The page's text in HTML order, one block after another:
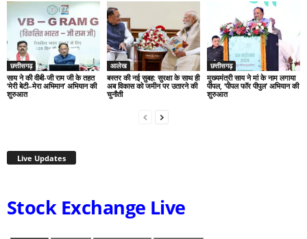
छत्तीसगढ़
साय ने की वीबी-जी राम जी के तहत
‘मेरी बेटी–मेरा अभिमान’ अभियान की
शुरुआत
आलेख
बस्तर की नई सुबह: सुरक्षा के साथ ही
अब विकास को जमीन पर उतारने की
चुनौती
छत्तीसगढ़
मुख्यमंत्री साय ने मां के नाम लगाया
पीपल, ‘पीपल फॉर पीपुल’ अभियान की
शुरुआत
Live Updates
Stock Exchange Live